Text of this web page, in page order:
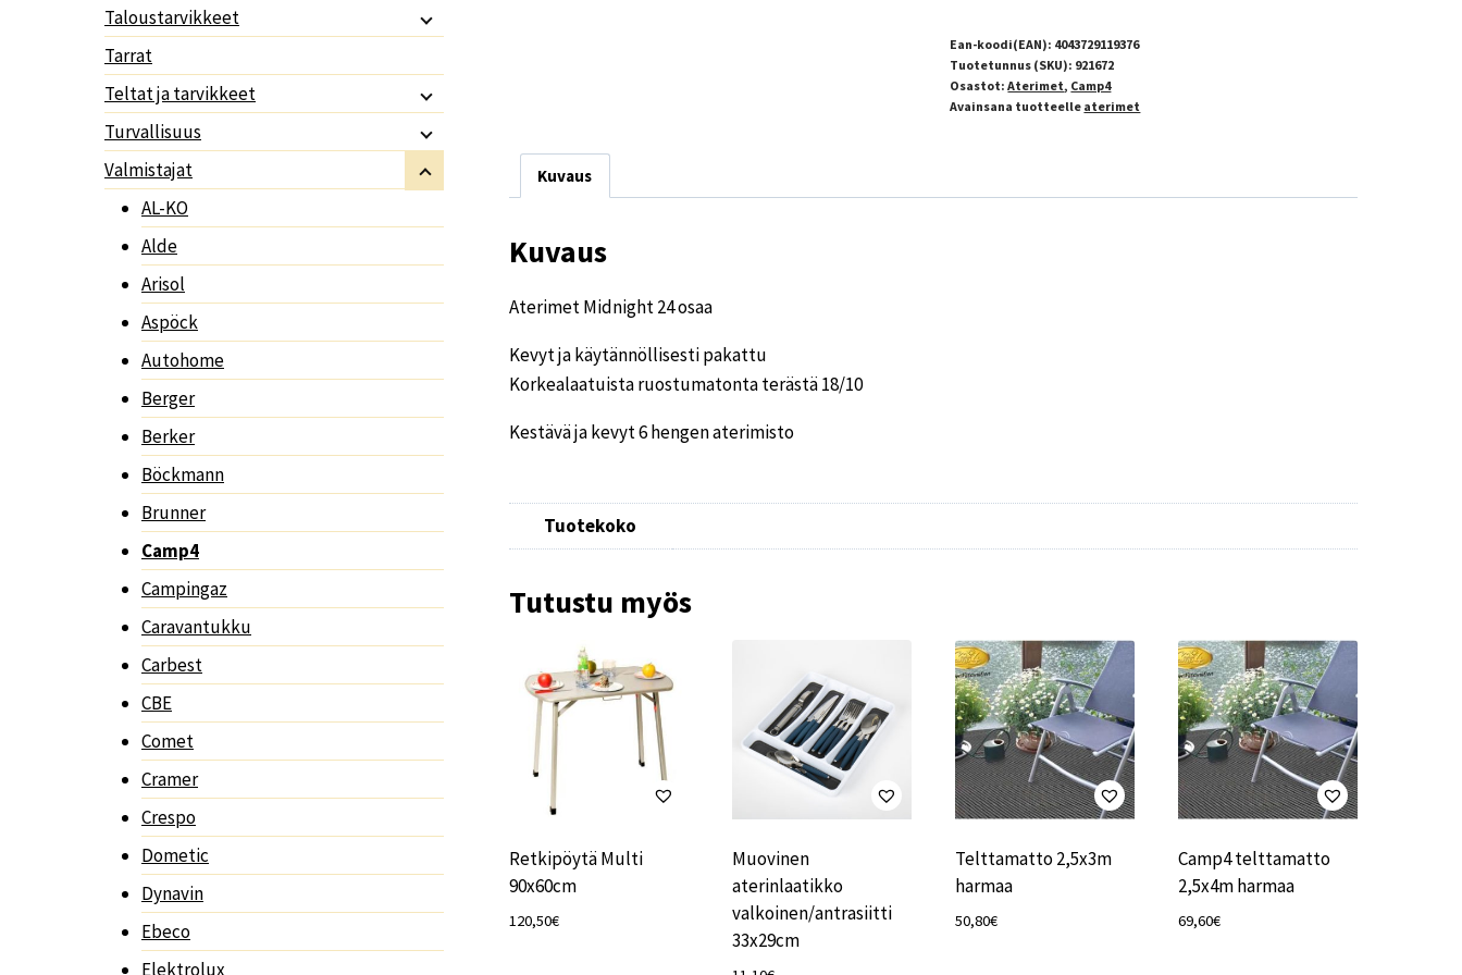
Ean-koodi(EAN): 4043729119376
Tuotetunnus (SKU): 921672
Osastot:Aterimet, Camp4
Avainsana tuotteelle aterimet
Kuvaus
Kuvaus
Aterimet Midnight 24 osaa
Kevyt ja käytännöllisesti pakattu
Korkealaatuista ruostumatonta terästä 18/10
Kestävä ja kevyt 6 hengen aterimisto
Tuotekoko
Tutustu myös
Retkipöytä Multi
90x60cm
120,50€
Muovinen
aterinlaatikko
valkoinen/antrasiitti
33x29cm
Telttamatto 2,5x3m
harmaa
50,80€
Camp4 telttamatto
2,5x4m harmaa
69,60€
Taloustarvikkeet
Tarrat
Teltat ja tarvikkeet
Turvallisuus
Valmistajat
AL-KO
Alde
Arisol
Aspöck
Autohome
Berger
Berker
Böckmann
Brunner
Camp4
Campingaz
Caravantukku
Carbest
CBE
Comet
Cramer
Crespo
Dometic
Dynavin
Ebeco
Elektrolux